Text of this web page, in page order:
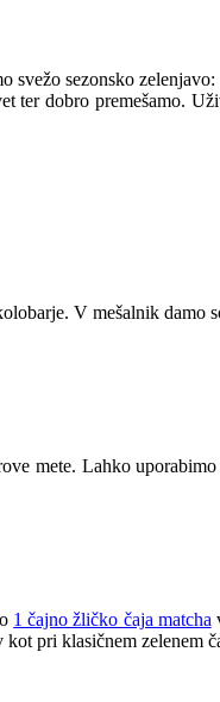
sezonsko
dobro premešamo.
V mešalnik
mete. Lahko
1 čajno žličko čaja matcha
pri klasičnem zelenem